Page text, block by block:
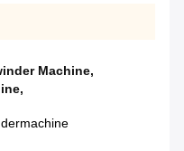
Machine,
,